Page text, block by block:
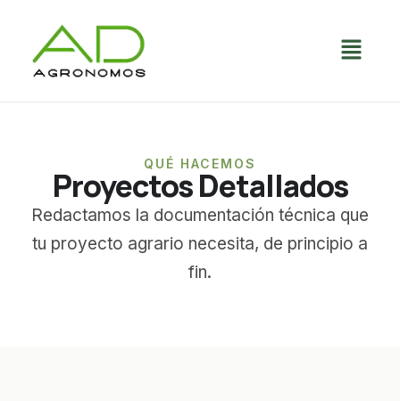
QUÉ HACEMOS
Proyectos Detallados
Redactamos la documentación técnica que
tu proyecto agrario necesita, de principio a
fin.